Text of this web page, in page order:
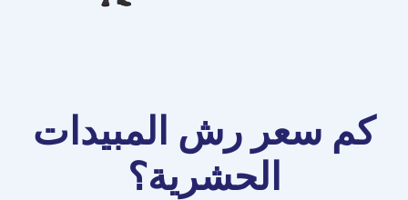
كم سعر رش المبيدات
الحشرية؟